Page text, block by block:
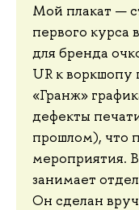
Мой плакат —
первого курса
для бренда
UR к
«Гранж»
дефекты
прошлом), что
мероприятия.
занимает
Он сделан